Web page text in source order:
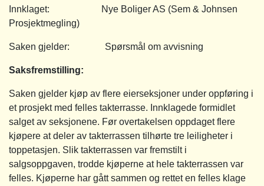
Innklaget: Nye Boliger AS (Sem & Johnsen
Prosjektmegling)
Saken gjelder: Spørsmål om avvisning
Saksfremstilling:
Saken gjelder kjøp av flere eierseksjoner under oppføring i
et prosjekt med felles takterrasse. Innklagede formidlet
salget av seksjonene. Før overtakelsen oppdaget flere
kjøpere at deler av takterrassen tilhørte tre leiligheter i
toppetasjen. Slik takterrassen var fremstilt i
salgsoppgaven, trodde kjøperne at hele takterrassen var
felles. Kjøperne har gått sammen og rettet en felles klage